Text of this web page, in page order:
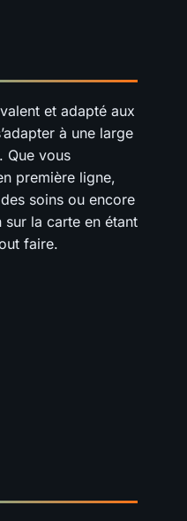
et adapté aux
à une large
Que vous
première ligne,
soins ou encore
la carte en étant
faire.